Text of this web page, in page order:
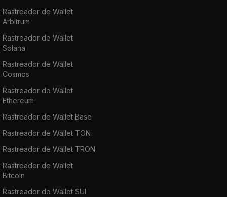
Rastreador de Wallet
Arbitrum
Rastreador de Wallet
Solana
Rastreador de Wallet
Cosmos
Rastreador de Wallet
Ethereum
Rastreador de Wallet Base
Rastreador de Wallet TON
Rastreador de Wallet TRON
Rastreador de Wallet
Bitcoin
Rastreador de Wallet SUI